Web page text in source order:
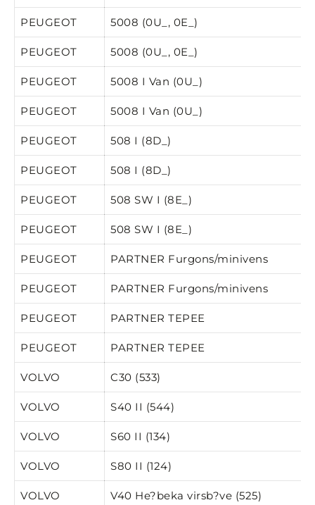
PEUGEOT 5008 (0U_, 0E_)
PEUGEOT 5008 (0U_, 0E_)
PEUGEOT 5008 I Van (0U_)
PEUGEOT 5008 I Van (0U_)
PEUGEOT 508 I (8D_)
PEUGEOT 508 I (8D_)
PEUGEOT 508 SW I (8E_)
PEUGEOT 508 SW I (8E_)
PEUGEOT PARTNER Furgons/minivens
PEUGEOT PARTNER Furgons/minivens
PEUGEOT PARTNER TEPEE
PEUGEOT PARTNER TEPEE
VOLVO C30 (533)
VOLVO S40 II (544)
VOLVO S60 II (134)
VOLVO S80 II (124)
VOLVO V40 He?beka virsb?ve (525)